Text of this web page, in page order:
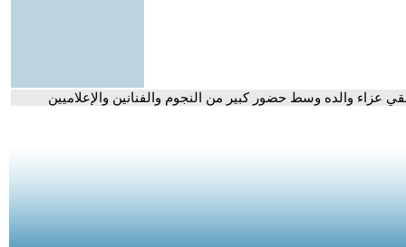
عزاء والده وسط حضور كبير من النجوم والفنانين والإعلاميين